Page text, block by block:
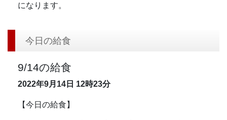
になります。
今日の給食
9/14の給食
2022年9月14日 12時23分
【今日の給食】